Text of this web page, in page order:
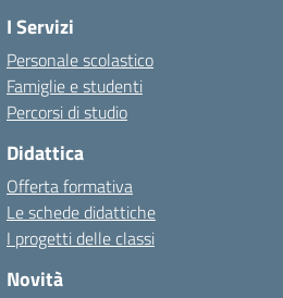
I Servizi
Personale scolastico
Famiglie e studenti
Percorsi di studio
Didattica
Offerta formativa
Le schede didattiche
I progetti delle classi
Novità